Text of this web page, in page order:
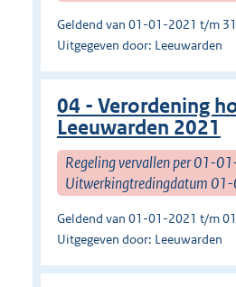
Geldend van 01-01-2021 t/m
Uitgegeven door: Leeuwarden
04 - Verordening
Leeuwarden 2021
Regeling vervallen per 01-
Uitwerkingtredingdatum
Geldend van 01-01-2021 t/m
Uitgegeven door: Leeuwarden